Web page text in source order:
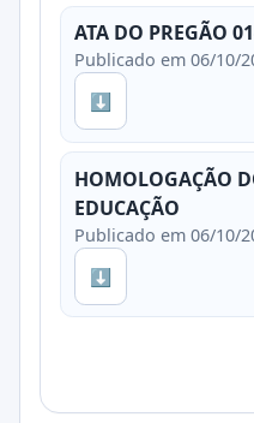
ATA DO PREGÃO
Publicado em 06/10/
⬇
HOMOLOGAÇÃO
EDUCAÇÃO
Publicado em 06/10/
⬇